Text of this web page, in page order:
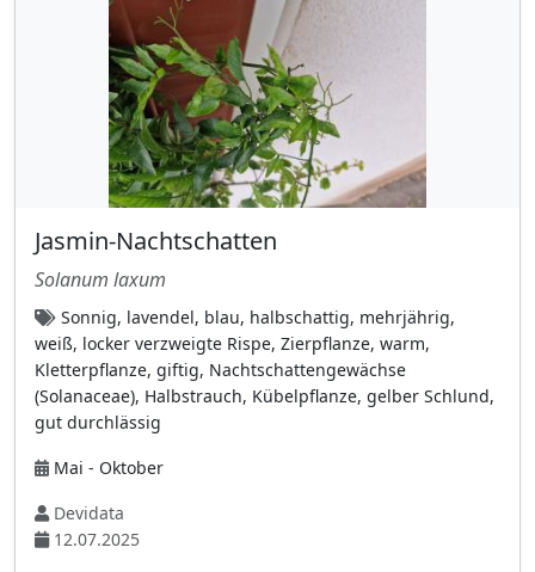
Cupressaceae (Zypressengewächse)
Cyperaceae (Seggen- oder
Riedgrasgewächse)(5)
Dennstaedtiaceae(1)
Dickblattgewächse (Crassulaceae)(23)
Dicranaceae(2)
Doldenblütler (Apiaceae)
Dryopteridaceae (Wurmfarngewächse)
Eibengewächse (Taxaceae)(3)
Elaeagnaceae (Ölweidengewächse) (2)
Enziangewächse (Gentianaceae)(3)
Frauenfarngewächse (Athyriaceae)
Froschlöffelgewächse (Alismataceae)
Fuchsschwanzgewächse (Amaranthaceae)
(6)
Jasmin-Nachtschatten
Solanum laxum
Sonnig, lavendel, blau, halbschattig, mehrjährig,
weiß, locker verzweigte Rispe, Zierpflanze, warm,
Kletterpflanze, giftig, Nachtschattengewächse
(Solanaceae), Halbstrauch, Kübelpflanze, gelber Schlund,
gut durchlässig
Mai - Oktober
Devidata
12.07.2025